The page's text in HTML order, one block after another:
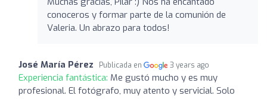
conoceros y formar parte de la comunión de
Valeria. Un abrazo para todos!
José María Pérez Publicada en 3 years ago
Experiencia fantástica: Me gustó mucho y es muy
profesional. El fotógrafo, muy atento y servicial. Solo